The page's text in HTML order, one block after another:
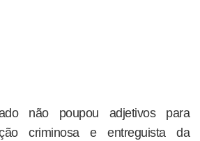
não poupou adjetivos para
criminosa e entreguista da